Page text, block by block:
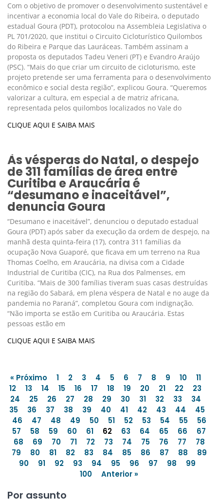
Com o objetivo de promover o desenvolvimento sustentável e
incentivar a economia local do Vale do Ribeira, o deputado
estadual Goura (PDT), protocolou na Assembleia Legislativa o
PL 701/2020, que institui o Circuito Cicloturístico Quilombos
do Ribeira e Parque das Lauráceas. Também assinam a
proposta os deputados Tadeu Veneri (PT) e Evandro Araújo
(PSC). “Mais do que criar um circuito de cicloturismo, este
projeto pretende ser uma ferramenta para o desenvolvimento
econômico e social desta região”, explicou Goura. “Queremos
valorizar a cultura, em especial a de matriz africana,
representada pelos quilombos localizados no Vale do
CLIQUE AQUI E SAIBA MAIS
Às vésperas do Natal, o despejo
de 311 famílias de área entre
Curitiba e Araucária é
“desumano e inaceitável”,
denuncia Goura
“Desumano e inaceitável”, denunciou o deputado estadual
Goura (PDT) após saber da execução da ordem de despejo, na
manhã desta quinta-feira (17), contra 311 famílias da
ocupação Nova Guaporé, que ficava em um terreno na Rua
Thomas Coelho, em Araucária, na divisa com a Cidade
Industrial de Curitiba (CIC), na Rua dos Palmenses, em
Curitiba. “Mais de 300 famílias tiveram suas casas destruídas
na região do Sabará, em plena véspera de Natal e no auge da
pandemia no Paraná”, completou Goura com indignação.
“Não importa se estão em Curitiba ou Araucária. Estas
pessoas estão em
CLIQUE AQUI E SAIBA MAIS
« Próximo 1 2 3 4 5 6 7 8 9 10
11
12
13 14 15 16 17 18 19 20 21 22
23
24
25 26 27 28 29 30 31 32 33
34
35
36 37 38 39 40 41 42 43 44
45
46
47 48 49 50 51 52 53 54 55
56
57
58 59 60 61 62 63 64 65 66
67
68
69 70 71 72 73 74 75 76 77
78
79
80 81 82 83 84 85 86 87 88
89
90
91 92 93 94 95 96 97 98
99
100
Anterior »
Por assunto